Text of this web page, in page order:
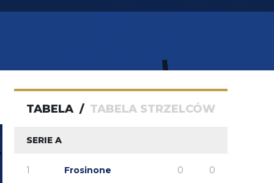
lord-gs 09.08.2026 11:01
żadne duże ruchu nie liczyłem). Podzielam opinię,
że realnie brakuje prawego wahadła bo w LH czy
TABELA / TABELA STRZELCÓW
SERIE A
1 Frosinone 0 0